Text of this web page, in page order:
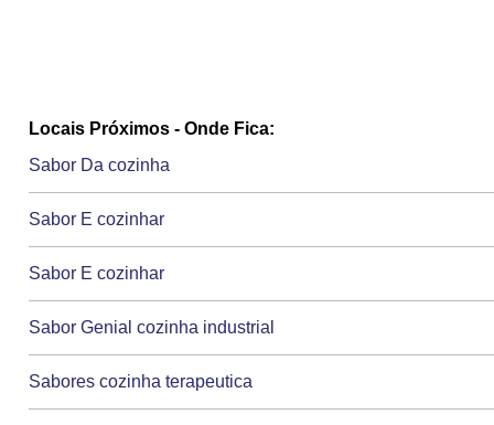
Locais Próximos - Onde Fica:
Sabor Da cozinha
Sabor E cozinhar
Sabor E cozinhar
Sabor Genial cozinha industrial
Sabores cozinha terapeutica